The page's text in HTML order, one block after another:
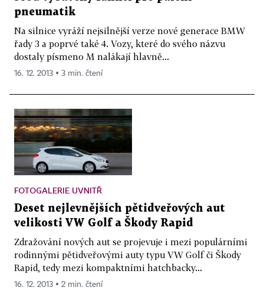
pneumatik
Na silnice vyráží nejsilnější verze nové generace BMW
řady 3 a poprvé také 4. Vozy, které do svého názvu
dostaly písmeno M nalákají hlavně...
16. 12. 2013 ▪ 3 min. čtení
FOTOGALERIE UVNITŘ
Deset nejlevnějších pětidveřových aut
velikosti VW Golf a Škody Rapid
Zdražování nových aut se projevuje i mezi populárními
rodinnými pětidveřovými auty typu VW Golf či Škody
Rapid, tedy mezi kompaktními hatchbacky...
16. 12. 2013 ▪ 2 min. čtení